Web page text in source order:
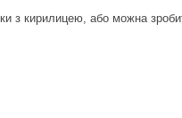
з кирилицею, або можна